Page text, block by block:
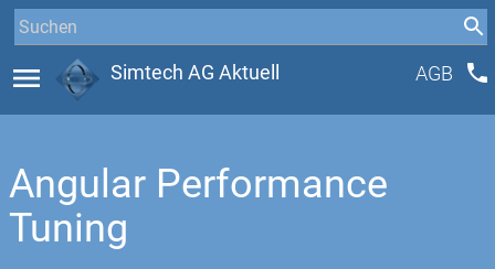
menu Simtech AG Aktuell AGB phone
Angular Performance
Tuning